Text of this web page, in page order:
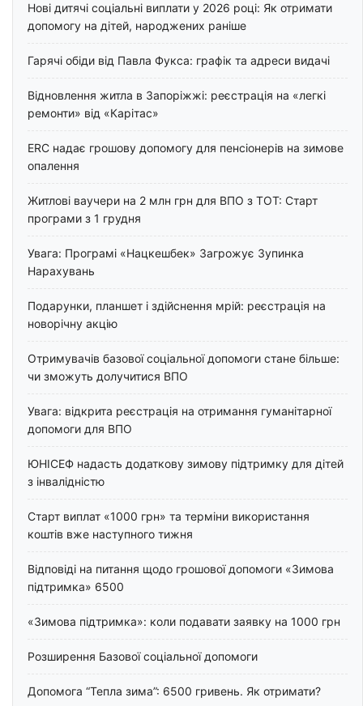
Нові дитячі соціальні виплати у 2026 році: Як отримати
допомогу на дітей, народжених раніше
Гарячі обіди від Павла Фукса: графік та адреси видачі
Відновлення житла в Запоріжжі: реєстрація на «легкі
ремонти» від «Карітас»
ERC надає грошову допомогу для пенсіонерів на зимове
опалення
Житлові ваучери на 2 млн грн для ВПО з ТОТ: Старт
програми з 1 грудня
Увага: Програмі «Нацкешбек» Загрожує Зупинка
Нарахувань
Подарунки, планшет і здійснення мрій: реєстрація на
новорічну акцію
Отримувачів базової соціальної допомоги стане більше:
чи зможуть долучитися ВПО
Увага: відкрита реєстрація на отримання гуманітарної
допомоги для ВПО
ЮНІСЕФ надасть додаткову зимову підтримку для дітей
з інвалідністю
Старт виплат «1000 грн» та терміни використання
коштів вже наступного тижня
Відповіді на питання щодо грошової допомоги «Зимова
підтримка» 6500
«Зимова підтримка»: коли подавати заявку на 1000 грн
Розширення Базової соціальної допомоги
Допомога “Тепла зима”: 6500 гривень. Як отримати?